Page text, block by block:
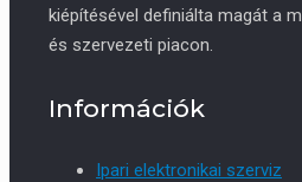
kiépítésével definiálta magát a
és szervezeti piacon.
Információk
Ipari elektronikai szerviz